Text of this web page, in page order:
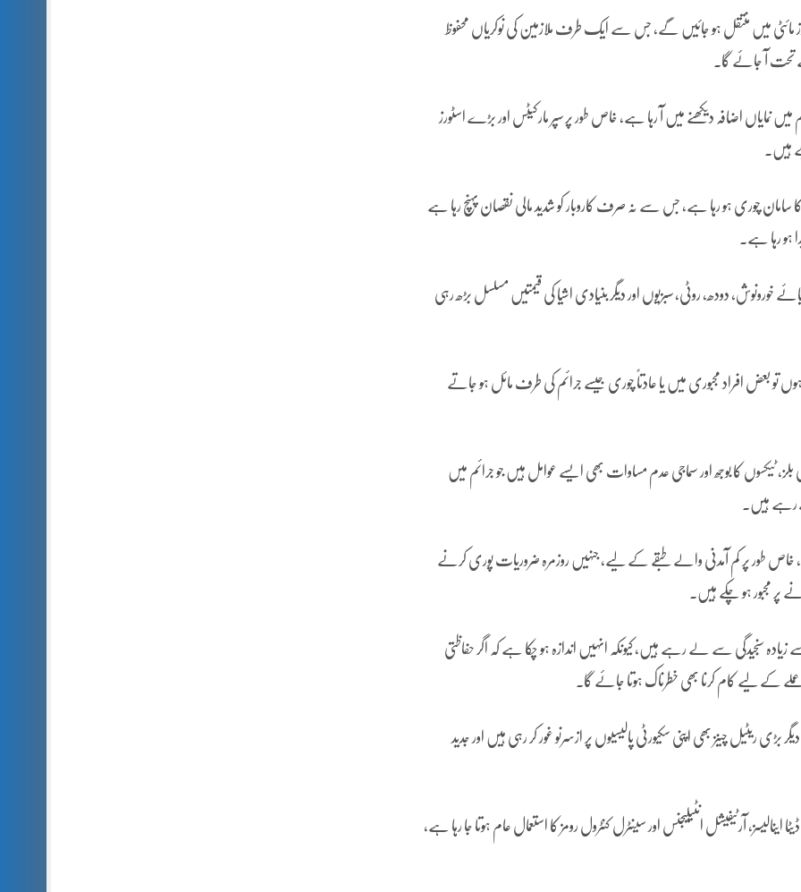
مائٹی میں منتقل ہو جائیں گے، جس سے ایک طرف ملازمین کی نوکریاں محفوظ
تحت آ جائے گا۔
نمایاں اضافہ دیکھنے میں آ رہا ہے، خاص طور پر سپر مارکیٹس اور بڑے اسٹورز
ہیں۔
کا سامان چوری ہو رہا ہے، جس سے نہ صرف کاروبار کو شدید مالی نقصان پہنچ رہا ہے
ہو رہا ہے۔
دودھ، روٹی، سبزیوں اور دیگر بنیادی اشیا کی قیمتیں مسلسل بڑھ رہی
افراد مجبوری میں یا عادتاً چوری جیسے جرائم کی طرف مائل ہو جاتے
ٹیکسوں کا بوجھ اور سماجی عدم مساوات بھی ایسے عوامل ہیں جو جرائم میں
ہیں۔
خاص طور پر کم آمدنی والے طبقے کے لیے، جنہیں روزمرہ ضروریات پوری کرنے
پر مجبور ہو چکے ہیں۔
سنجیدگی سے لے رہے ہیں، کیونکہ انہیں اندازہ ہو چکا ہے کہ اگر حفاظتی
کے لیے کام کرنا بھی خطرناک ہوتا جائے گا۔
بڑی ریٹیل چینز بھی اپنی سکیورٹی پالیسیوں پر ازسرنو غور کر رہی ہیں اور جدید
آرٹیفیشل انٹیلیجنس اور سینٹرل کنٹرول رومز کا استعمال عام ہوتا جا رہا ہے،